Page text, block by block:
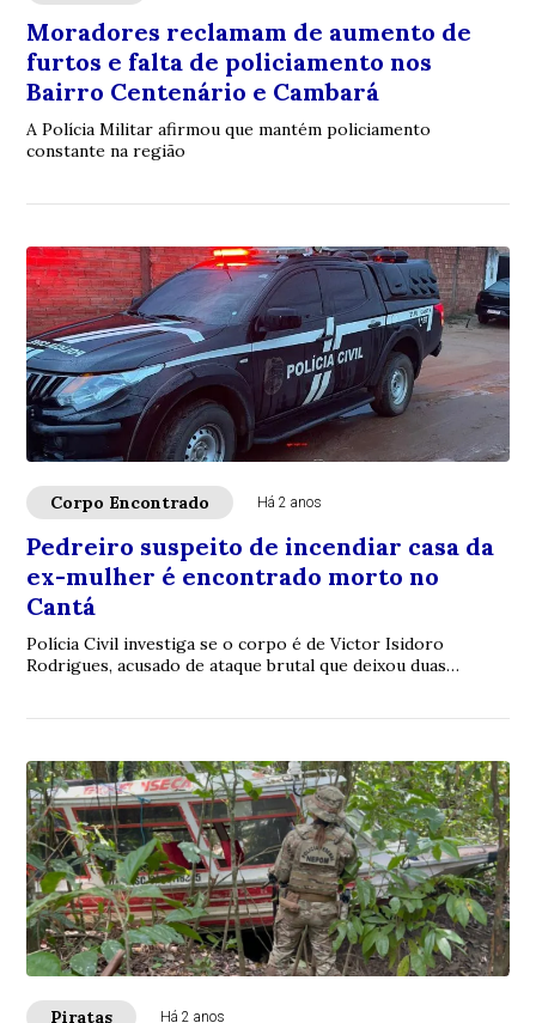
Moradores reclamam de aumento de
furtos e falta de policiamento nos
Bairro Centenário e Cambará
A Polícia Militar afirmou que mantém policiamento
constante na região
Corpo Encontrado Há 2 anos
Pedreiro suspeito de incendiar casa da
ex-mulher é encontrado morto no
Cantá
Polícia Civil investiga se o corpo é de Victor Isidoro
Rodrigues, acusado de ataque brutal que deixou duas
Piratas Há 2 anos